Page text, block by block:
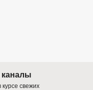
курсе свежих